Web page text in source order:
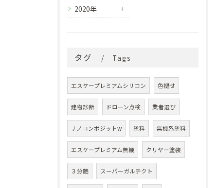
2020年
タグ Tags
エスケープレミアムシリコン 色褪せ
建物診断 ドローン点検 業者選び
ナノコンポジットw 塗料 無機系塗料
エスケープレミアム無機 クリヤー塗装
３分艶 スーパーガルテクト